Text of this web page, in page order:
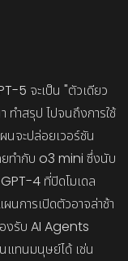
5 จะเป็น "ตัวเดียว
ำสรุป ไปจนถึงการใช้
จะปล่อยเวอร์ชัน
ทำกับ o3 mini ซึ่งนับ
4 ที่ปิดโมเดล
นการเปิดตัวอาจล่าช้า
องรับ AI Agents
แทนมนุษย์ได้ เช่น